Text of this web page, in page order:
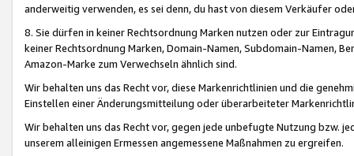
anderweitig verwenden, es sei denn, du hast von diesem Verkäufer
8. Sie dürfen in keiner Rechtsordnung Marken nutzen oder zur
keiner Rechtsordnung Marken, Domain-Namen, Subdomain-Namen,
Amazon-Marke zum Verwechseln ähnlich sind.
Wir behalten uns das Recht vor, diese Markenrichtlinien und die
Einstellen einer Änderungsmitteilung oder überarbeiteter
Wir behalten uns das Recht vor, gegen jede unbefugte Nutzung bzw.
unserem alleinigen Ermessen angemessene Maßnahmen zu ergreifen.